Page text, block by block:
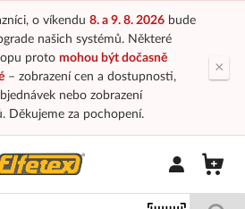
o víkendu 8. a 9. 8. 2026bude
našich systémů. Některé
proto mohou být dočasně
– zobrazení cen a dostupnosti,
nebo zobrazení
Děkujeme za pochopení.
×
Přihlásit/